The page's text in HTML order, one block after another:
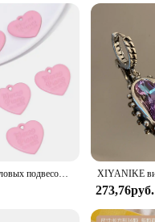
Набор из 10 акриловых подвесок в форме букв и сердца для изготовления ожерелья, подвески «сделай сам», аксессуары для изготовления ювелирных изделий 23x21 мм
273,76руб.